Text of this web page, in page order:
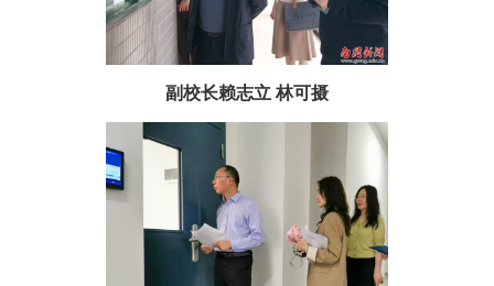
副校长赖志立 林可摄